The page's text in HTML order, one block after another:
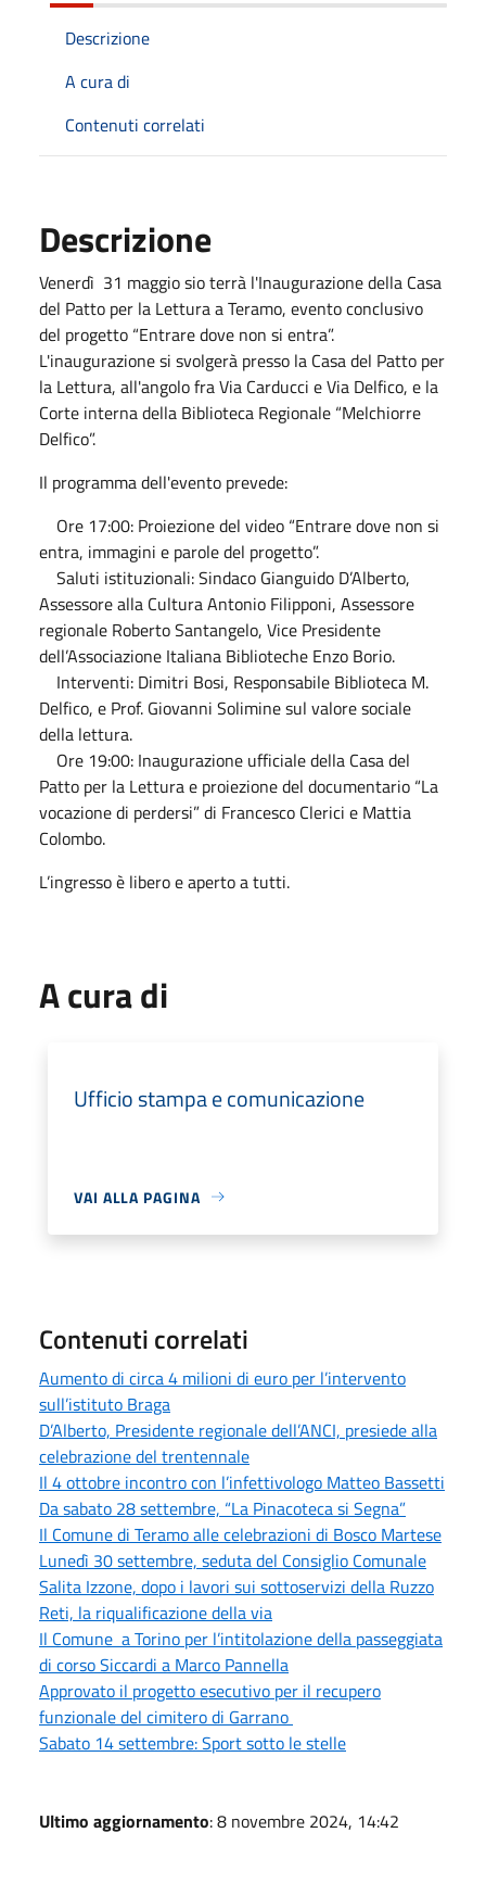
Descrizione
A cura di
Contenuti correlati
Descrizione
Venerdì 31 maggio sio terrà l'Inaugurazione della Casa
del Patto per la Lettura a Teramo, evento conclusivo
del progetto “Entrare dove non si entra”.
L'inaugurazione si svolgerà presso la Casa del Patto per
la Lettura, all'angolo fra Via Carducci e Via Delfico, e la
Corte interna della Biblioteca Regionale “Melchiorre
Delfico”.
Il programma dell'evento prevede:
Ore 17:00: Proiezione del video “Entrare dove non si
entra, immagini e parole del progetto”.
Saluti istituzionali: Sindaco Gianguido D’Alberto,
Assessore alla Cultura Antonio Filipponi, Assessore
regionale Roberto Santangelo, Vice Presidente
dell’Associazione Italiana Biblioteche Enzo Borio.
Interventi: Dimitri Bosi, Responsabile Biblioteca M.
Delfico, e Prof. Giovanni Solimine sul valore sociale
della lettura.
Ore 19:00: Inaugurazione ufficiale della Casa del
Patto per la Lettura e proiezione del documentario “La
vocazione di perdersi” di Francesco Clerici e Mattia
Colombo.
L’ingresso è libero e aperto a tutti.
A cura di
Ufficio stampa e comunicazione
VAI ALLA PAGINA
Contenuti correlati
Aumento di circa 4 milioni di euro per l’intervento
sull’istituto Braga
D’Alberto, Presidente regionale dell’ANCI, presiede alla
celebrazione del trentennale
Il 4 ottobre incontro con l’infettivologo Matteo Bassetti
Da sabato 28 settembre, “La Pinacoteca si Segna”
Il Comune di Teramo alle celebrazioni di Bosco Martese
Lunedì 30 settembre, seduta del Consiglio Comunale
Salita Izzone, dopo i lavori sui sottoservizi della Ruzzo
Reti, la riqualificazione della via
Il Comune a Torino per l’intitolazione della passeggiata
di corso Siccardi a Marco Pannella
Approvato il progetto esecutivo per il recupero
funzionale del cimitero di Garrano
Sabato 14 settembre: Sport sotto le stelle
Ultimo aggiornamento: 8 novembre 2024, 14:42